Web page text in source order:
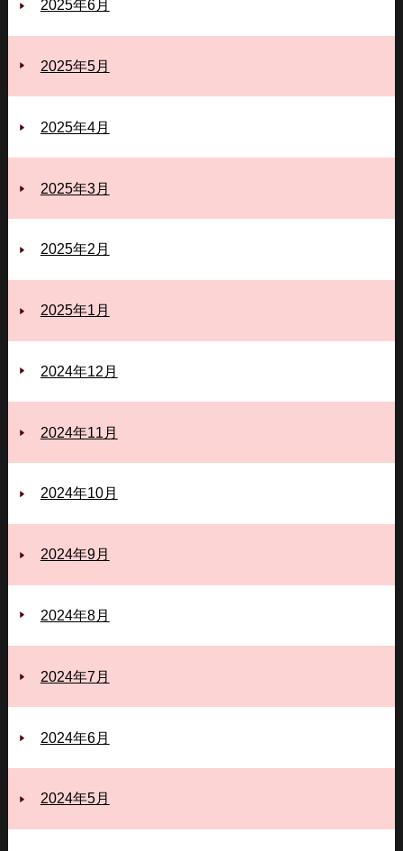
2025年6月
2025年5月
2025年4月
2025年3月
2025年2月
2025年1月
2024年12月
2024年11月
2024年10月
2024年9月
2024年8月
2024年7月
2024年6月
2024年5月